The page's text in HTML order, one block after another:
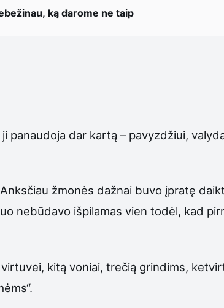
ką darome ne taip
panaudoja dar kartą – pavyzdžiui,
žmonės dažnai buvo įpratę
nebūdavo išpilamas vien todėl, kad
kitą voniai, trečią grindims,